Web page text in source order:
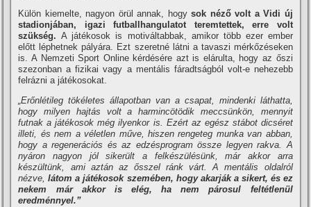
Külön kiemelte, nagyon örül annak, hogysok néző volt a Vidi új
stadionjában, igazi futballhangulatot teremtettek, erre volt
szükség. A játékosok is motiváltabbak, amikor több ezer ember
előtt léphetnek pályára. Ezt szeretné látni a tavaszi mérkőzéseken
is. A Nemzeti Sport Online kérdésére azt is elárulta, hogy az őszi
szezonban a fizikai vagy a mentális fáradtságból volt-e nehezebb
felrázni a játékosokat.
„Erőnlétileg tökéletes állapotban van a csapat, mindenki láthatta,
hogy milyen hajtás volt a harmincötödik meccsünkön, mennyit
futnak a játékosok még ilyenkor is. Ezért az egész stábot dicséret
illeti, és nem a véletlen műve, hiszen rengeteg munka van abban,
hogy a regenerációs és az edzésprogram össze legyen rakva. A
nyáron nagyon jól sikerült a felkészülésünk, már akkor arra
készültünk, ami aztán az ősszel ránk várt. A mentális oldalról
nézve,látom a játékosok szemében, hogy akarják a sikert, és ez
nekem már akkor is elég, ha nem párosul feltétlenül
eredménnyel.”